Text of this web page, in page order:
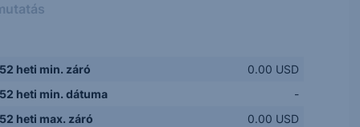
heti min. záró
0.00 USD
heti min. dátuma
-
heti max. záró
0.00 USD